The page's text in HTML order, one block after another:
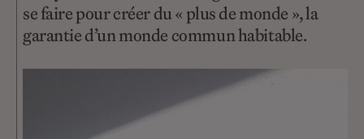
se faire pour créer du « plus de monde », la
garantie d’un monde commun habitable.